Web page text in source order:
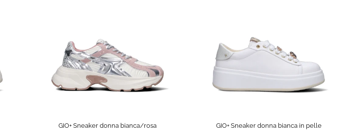
GIO+ Sneaker donna bianca/rosa GIO+ Sneaker donna bianca in pelle